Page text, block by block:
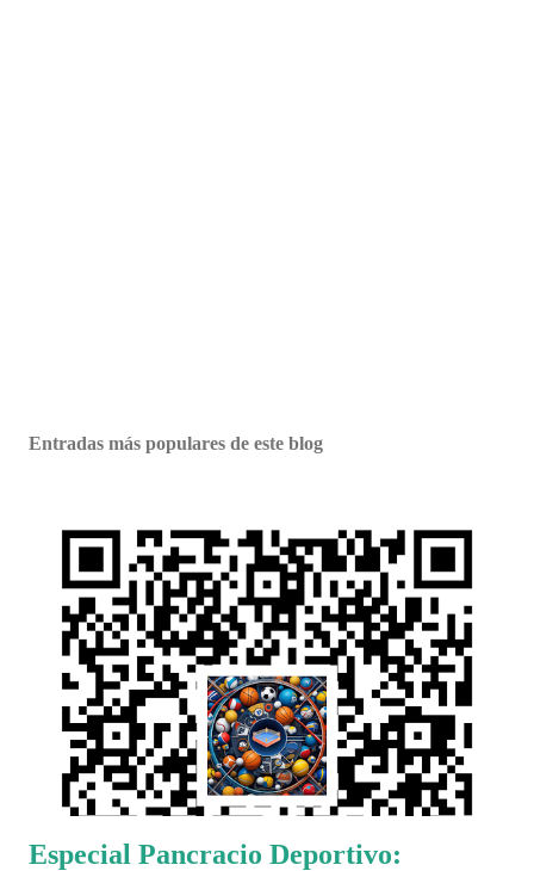
Entradas más populares de este blog
Especial Pancracio Deportivo: